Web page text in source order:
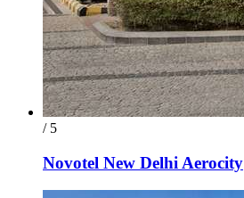
/ 5
Novotel New Delhi Aerocity